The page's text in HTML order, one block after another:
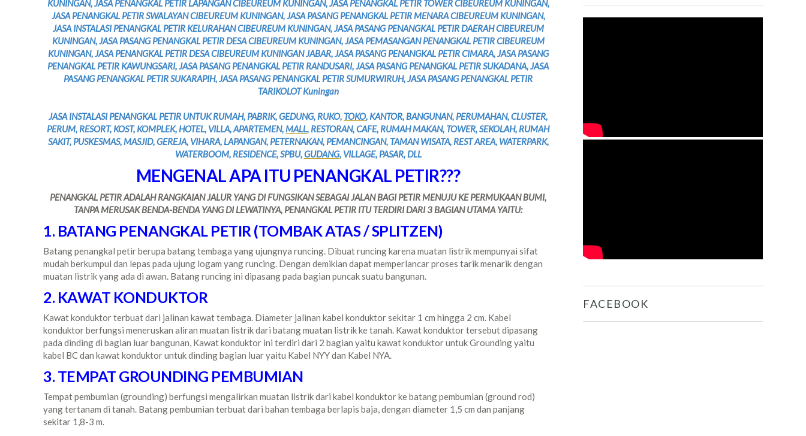
KUNINGAN, JASA PENANGKAL PETIR LAPANGAN CIBEUREUM KUNINGAN, JASA PENANGKAL PETIR TOWER CIBEUREUM KUNINGAN,
JASA PENANGKAL PETIR SWALAYAN CIBEUREUM KUNINGAN, JASA PASANG PENANGKAL PETIR MENARA CIBEUREUM KUNINGAN,
JASA INSTALASI PENANGKAL PETIR KELURAHAN CIBEUREUM KUNINGAN, JASA PASANG PENANGKAL PETIR DAERAH CIBEUREUM
KUNINGAN, JASA PASANG PENANGKAL PETIR DESA CIBEUREUM KUNINGAN, JASA PEMASANGAN PENANGKAL PETIR CIBEUREUM
KUNINGAN, JASA PENANGKAL PETIR DESA CIBEUREUM KUNINGAN JABAR, JASA PASANG PENANGKAL PETIR CIMARA, JASA PASANG
PENANGKAL PETIR KAWUNGSARI, JASA PASANG PENANGKAL PETIR RANDUSARI, JASA PASANG PENANGKAL PETIR SUKADANA, JASA
PASANG PENANGKAL PETIR SUKARAPIH, JASA PASANG PENANGKAL PETIR SUMURWIRUH, JASA PASANG PENANGKAL PETIR
TARIKOLOT Kuningan
JASA INSTALASI PENANGKAL PETIR UNTUK RUMAH, PABRIK, GEDUNG, RUKO, TOKO, KANTOR, BANGUNAN, PERUMAHAN, CLUSTER,
PERUM, RESORT, KOST, KOMPLEK, HOTEL, VILLA, APARTEMEN,MALL, RESTORAN, CAFE, RUMAH MAKAN, TOWER, SEKOLAH, RUMAH
SAKIT, PUSKESMAS, MASJID, GEREJA, VIHARA, LAPANGAN, PETERNAKAN, PEMANCINGAN, TAMAN WISATA, REST AREA, WATERPARK,
WATERBOOM, RESIDENCE, SPBU,GUDANG, VILLAGE, PASAR, DLL
MENGENAL APA ITU PENANGKAL PETIR???
PENANGKAL PETIR ADALAH RANGKAIAN JALUR YANG DI FUNGSIKAN SEBAGAI JALAN BAGI PETIR MENUJU KE PERMUKAAN BUMI,
TANPA MERUSAK BENDA-BENDA YANG DI LEWATINYA, PENANGKAL PETIR ITU TERDIRI DARI 3 BAGIAN UTAMA YAITU:
1. BATANG PENANGKAL PETIR (TOMBAK ATAS / SPLITZEN)
Batang penangkal petir berupa batang tembaga yang ujungnya runcing. Dibuat runcing karena muatan listrik mempunyai sifat
mudah berkumpul dan lepas pada ujung logam yang runcing. Dengan demikian dapat memperlancar proses tarik menarik dengan
muatan listrik yang ada di awan. Batang runcing ini dipasang pada bagian puncak suatu bangunan.
2. KAWAT KONDUKTOR
Kawat konduktor terbuat dari jalinan kawat tembaga. Diameter jalinan kabel konduktor sekitar 1 cm hingga 2 cm. Kabel
konduktor berfungsi meneruskan aliran muatan listrik dari batang muatan listrik ke tanah. Kawat konduktor tersebut dipasang
pada dinding di bagian luar bangunan, Kawat konduktor ini terdiri dari 2 bagian yaitu kawat konduktor untuk Grounding yaitu
kabel BC dan kawat konduktor untuk dinding bagian luar yaitu Kabel NYY dan Kabel NYA.
3. TEMPAT GROUNDING PEMBUMIAN
Tempat pembumian (grounding) berfungsi mengalirkan muatan listrik dari kabel konduktor ke batang pembumian (ground rod)
yang tertanam di tanah. Batang pembumian terbuat dari bahan tembaga berlapis baja, dengan diameter 1,5 cm dan panjang
sekitar 1,8-3 m.
FACEBOOK